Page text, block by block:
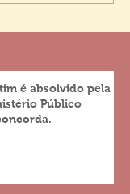
é absolvido pela
Público